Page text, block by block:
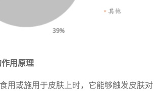
用原理
用或施用于皮肤上时，它能够触发皮肤对